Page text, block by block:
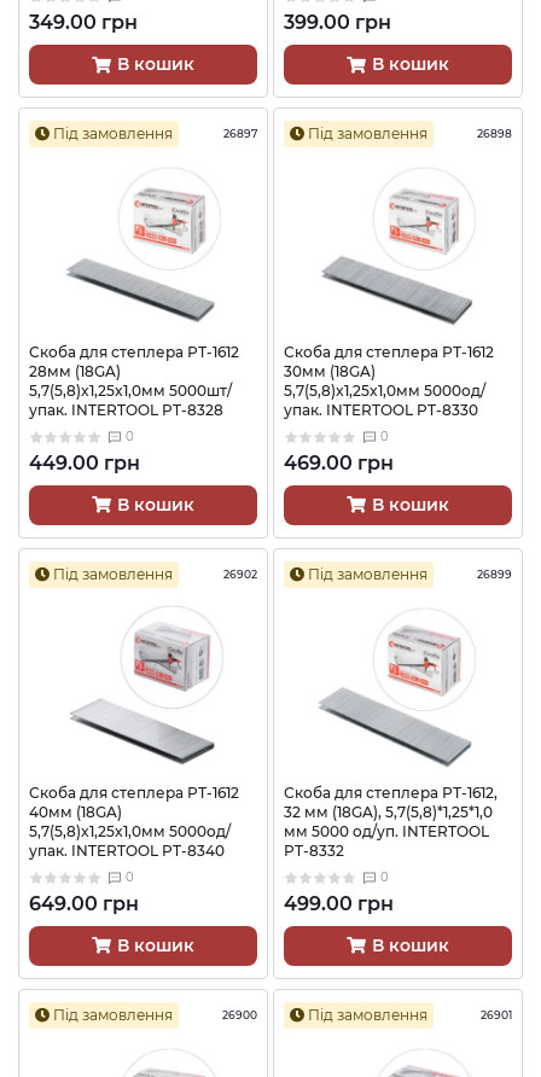
349.00 грн
В кошик
399.00 грн
В кошик
Під замовлення 26897
Скоба для степлера РТ-1612
28мм (18GA)
5,7(5,8)x1,25x1,0мм 5000шт/
упак. INTERTOOL PT-8328
0
449.00 грн
В кошик
Під замовлення 26898
Скоба для степлера РТ-1612
30мм (18GA)
5,7(5,8)x1,25x1,0мм 5000од/
упак. INTERTOOL PT-8330
0
469.00 грн
В кошик
Під замовлення 26902
Скоба для степлера РТ-1612
40мм (18GA)
5,7(5,8)x1,25x1,0мм 5000од/
упак. INTERTOOL PT-8340
0
649.00 грн
В кошик
Під замовлення 26899
Скоба для степлера РТ-1612,
32 мм (18GA), 5,7(5,8)*1,25*1,0
мм 5000 од/уп. INTERTOOL
PT-8332
0
499.00 грн
В кошик
Під замовлення 26900 Під замовлення 26901